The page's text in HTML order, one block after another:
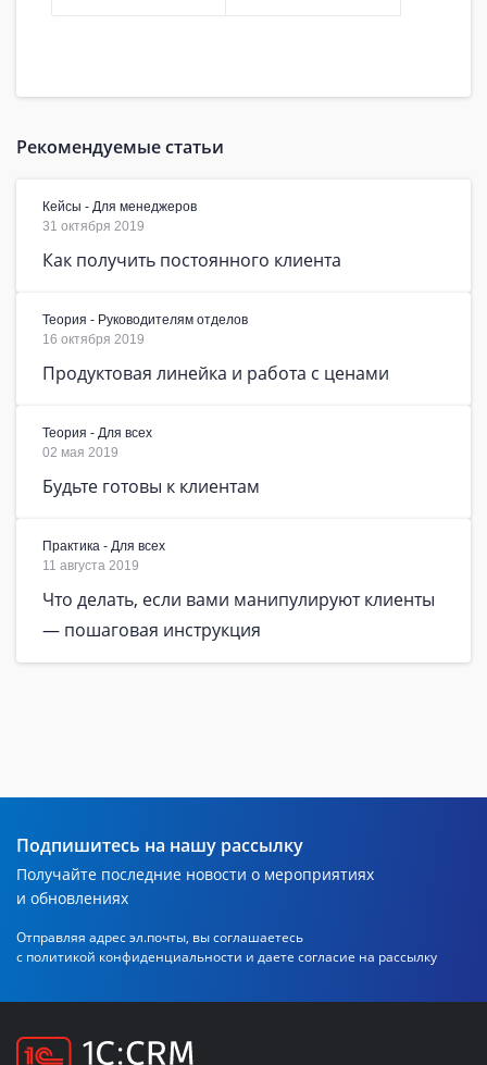
Рекомендуемые статьи
Кейсы - Для менеджеров
31 октября 2019
Как получить постоянного клиента
Теория - Руководителям отделов
16 октября 2019
Продуктовая линейка и работа с ценами
Теория - Для всех
02 мая 2019
Будьте готовы к клиентам
Практика - Для всех
11 августа 2019
Что делать, если вами манипулируют клиенты
— пошаговая инструкция
Подпишитесь на нашу рассылку
Получайте последние новости о мероприятиях
и обновлениях
Отправляя адрес эл.почты, вы соглашаетесь
с политикой конфиденциальности и даете согласие на рассылку